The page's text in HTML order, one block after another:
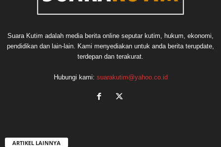
Suara Kutim adalah media berita online seputar kutim, hukum, ekonomi,
pendidikan dan lain-lain. Kami menyediakan untuk anda berita terupdate,
terdepan dan terakurat.
Hubungi kami: suarakutim@yahoo.co.id
ARTIKEL LAINNYA